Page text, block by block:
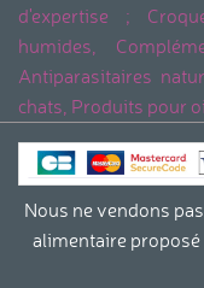
d'expertise ;
humides,
Antiparasitaires
chats, Produits pour
Nous ne vendons
alimentaire